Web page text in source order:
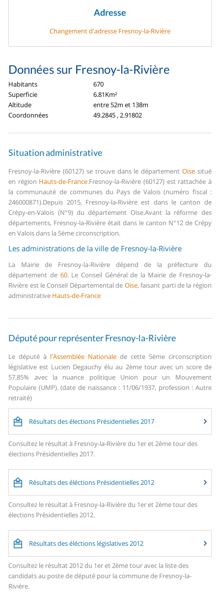
Adresse
Changement d'adresse Fresnoy-la-Rivière
Données sur Fresnoy-la-Rivière
Habitants
670
Superficie
6.81Km²
Altitude
entre 52m et 138m
Coordonnées
49.2845 , 2.91802
Situation administrative
Fresnoy-la-Rivière (60127) se trouve dans le département Oisesitué
en région Hauts-de-France.Fresnoy-la-Rivière (60127) est rattachée à
la communauté de communes du Pays de Valois (numéro fiscal :
246000871).Depuis 2015, Fresnoy-la-Rivière est dans le canton de
Crépy-en-Valois (N°9) du département Oise.Avant la réforme des
départements, Fresnoy-la-Rivière était dans le canton N°12 de Crépy
en Valois dans la 5ème circonscription.
Les administrations de la ville de Fresnoy-la-Rivière
La Mairie de Fresnoy-la-Rivière dépend de la préfecture du
département de 60.Le Conseil Général de la Mairie de Fresnoy-la-
Rivière est le Conseil Départemental de Oise, faisant parti de la région
administrative Hauts-de-France
Député pour représenter Fresnoy-la-Rivière
Le député à l'Assemblée Nationale de cette 5ème circonscription
législative est Lucien Degauchy élu au 2ème tour avec un score de
57,85% avec la nuance politique Union pour un Mouvement
Populaire (UMP). (date de naissance : 11/06/1937, profession : Autre
retraité)
Résultats des élections Présidentielles 2017
Consultez le résultat à Fresnoy-la-Rivière du 1er et 2ème tour des
élections Présidentielles 2017.
Résultats des éléctions Présidentielles 2012
Consultez le résultat à Fresnoy-la-Rivière du 1er et 2ème tour des
élections Présidentielles 2012.
Résultats des éléctions législatives 2012
Consultez le résultat 2012 du 1er et 2ème tour avec la liste des
candidats au poste de député pour la commune de Fresnoy-la-
Rivière.